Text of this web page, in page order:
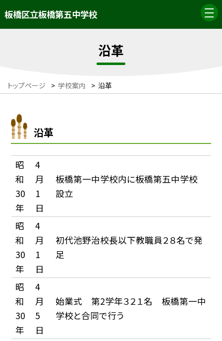
板橋区立板橋第五中学校
沿革
トップページ > 学校案内 > 沿革
沿革
昭
和
30
年
4
月
1
日
板橋第一中学校内に板橋第五中学校
設立
昭
和
30
年
4
月
1
日
初代池野治校長以下教職員２８名で発
足
昭
和
30
年
4
月
5
日
始業式 第2学年３２１名 板橋第一中
学校と合同で行う